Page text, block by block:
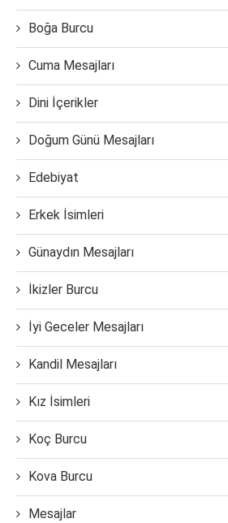
Boğa Burcu
Cuma Mesajları
Dini İçerikler
Doğum Günü Mesajları
Edebiyat
Erkek İsimleri
Günaydın Mesajları
İkizler Burcu
İyi Geceler Mesajları
Kandil Mesajları
Kız İsimleri
Koç Burcu
Kova Burcu
Mesajlar